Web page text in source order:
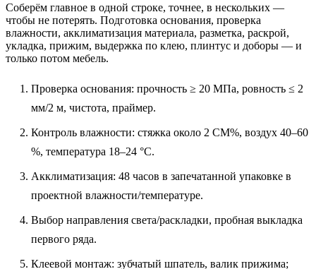
Соберём главное в одной строке, точнее, в нескольких —
чтобы не потерять. Подготовка основания, проверка
влажности, акклиматизация материала, разметка, раскрой,
укладка, прижим, выдержка по клею, плинтус и доборы — и
только потом мебель.
Проверка основания: прочность ≥ 20 МПа, ровность ≤ 2
мм/2 м, чистота, праймер.
Контроль влажности: стяжка около 2 CM%, воздух 40–60
%, температура 18–24 °C.
Акклиматизация: 48 часов в запечатанной упаковке в
проектной влажности/температуре.
Выбор направления света/раскладки, пробная выкладка
первого ряда.
Клеевой монтаж: зубчатый шпатель, валик прижима;